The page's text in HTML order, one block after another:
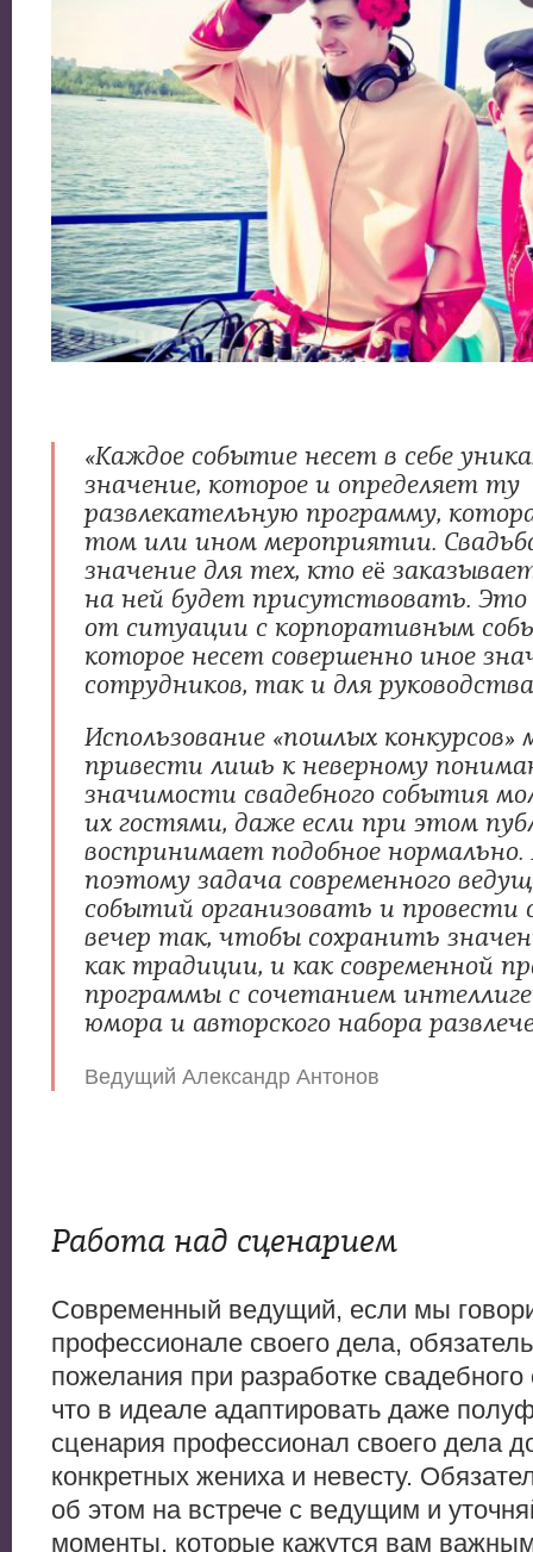
«Каждое событие несет в себе
значение, которое и определяет ту
развлекательную программу,
том или ином мероприятии.
значение для тех, кто её
на ней будет присутствовать.
от ситуации с корпоративным
которое несет совершенно иное
сотрудников, так и для
Использование «пошлых
привести лишь к неверному
значимости свадебного события
их гостями, даже если при этом
воспринимает подобное
поэтому задача современного
событий организовать и провести
вечер так, чтобы сохранить
как традиции, и как современной
программы с сочетанием
юмора и авторского набора
Ведущий Александр Антонов
Работа над сценарием
Современный ведущий, если мы
профессионале своего дела,
пожелания при разработке свадебного
что в идеале адаптировать даже
сценария профессионал своего дела
конкретных жениха и невесту.
об этом на встрече с ведущим и
моменты, которые кажутся вам